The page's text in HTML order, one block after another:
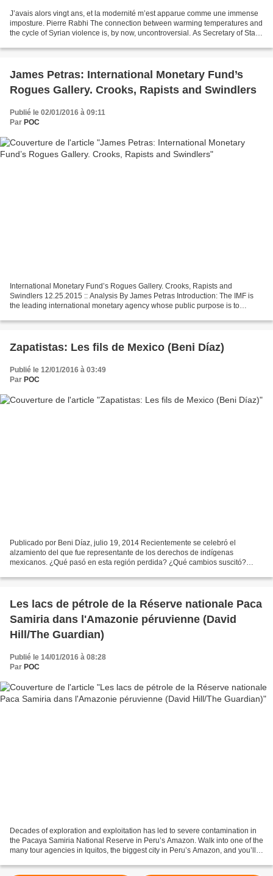
J’avais alors vingt ans, et la modernité m’est apparue comme une immense
imposture. Pierre Rabhi The connection between warming temperatures and
the cycle of Syrian violence is, by now, uncontroversial. As Secretary of State
James Petras: International Monetary Fund’s
Rogues Gallery. Crooks, Rapists and Swindlers
Publié le 02/01/2016 à 09:11
Par POC
International Monetary Fund’s Rogues Gallery. Crooks, Rapists and
Swindlers 12.25.2015 :: Analysis By James Petras Introduction: The IMF is
the leading international monetary agency whose public purpose is to
Zapatistas: Les fils de Mexico (Beni Díaz)
Publié le 12/01/2016 à 03:49
Par POC
Publicado por Beni Díaz, julio 19, 2014 Recientemente se celebró el
alzamiento del que fue representante de los derechos de indígenas
mexicanos. ¿Qué pasó en esta región perdida? ¿Qué cambios suscitó?
Les lacs de pétrole de la Réserve nationale Paca
Samiria dans l'Amazonie péruvienne (David
Hill/The Guardian)
Publié le 14/01/2016 à 08:28
Par POC
Decades of exploration and exploitation has led to severe contamination in
the Pacaya Samiria National Reserve in Peru’s Amazon. Walk into one of the
many tour agencies in Iquitos, the biggest city in Peru’s Amazon, and you’ll